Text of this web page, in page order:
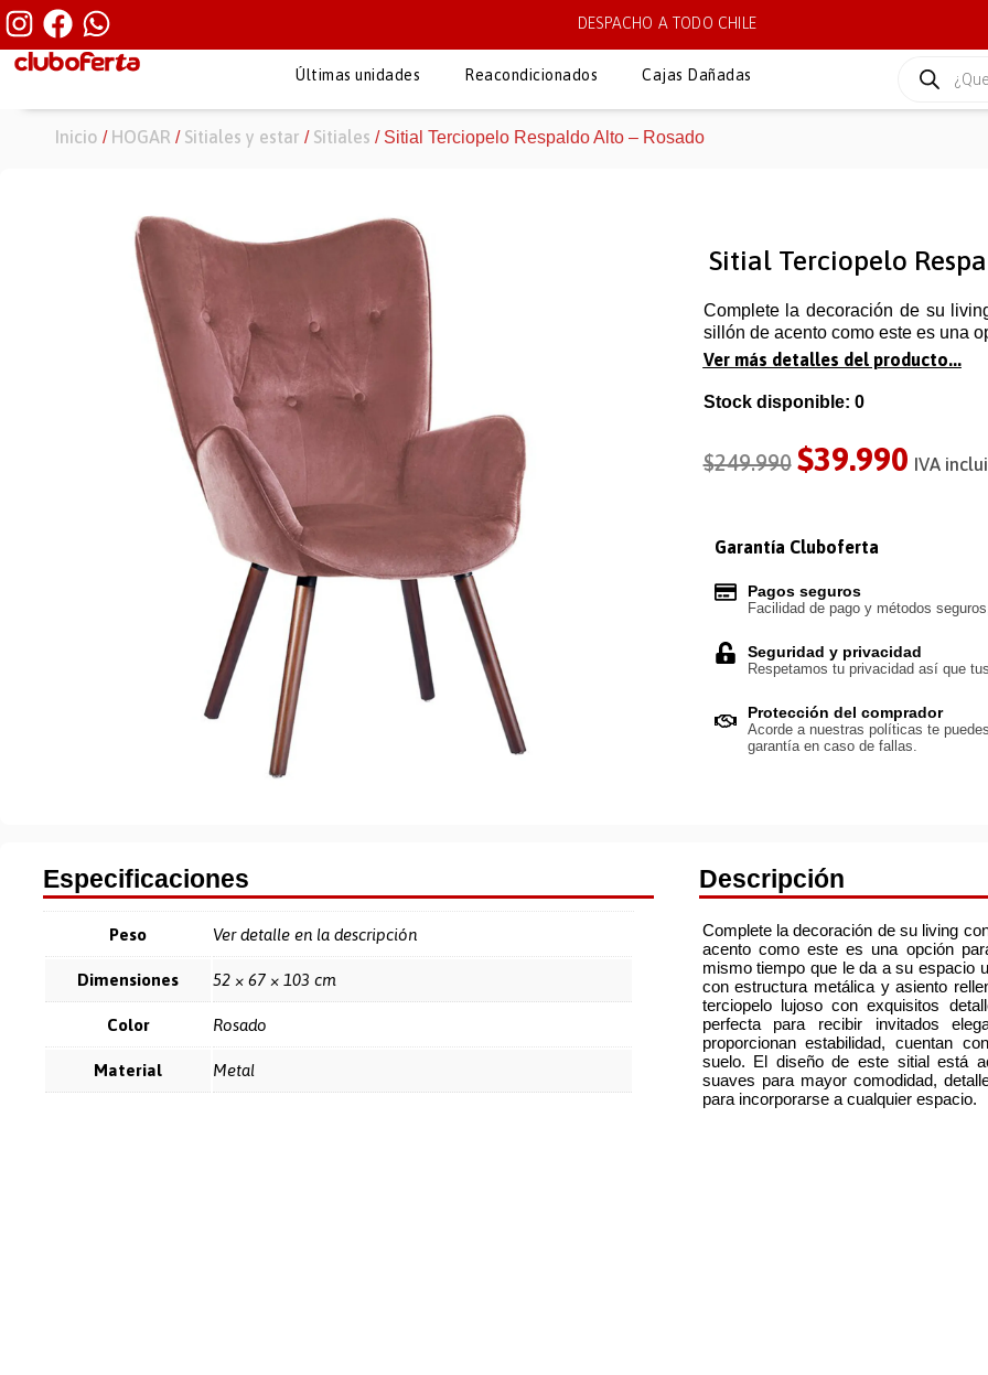
DESPACHO A TODO CHILE
Últimas unidades Reacondicionados Cajas Dañadas
Inicio / HOGAR / Sitiales y estar / Sitiales / Sitial Terciopelo Respaldo Alto – Rosado
Sitial Terciopelo
Complete la decoración de su
sillón de acento como este es una
Ver más detalles del producto...
Stock disponible: 0
$249.990 $39.990 IVA
Garantía Cluboferta
Pagos seguros
Facilidad de pago y métodos
Seguridad y privacidad
Respetamos tu privacidad así que
Protección del comprador
Acorde a nuestras políticas te
garantía en caso de fallas.
Especificaciones
Peso Ver detalle en la descripción
Dimensiones 52 × 67 × 103 cm
Color Rosado
Material Metal
Descripción
Complete la decoración de su living
acento como este es una opción
mismo tiempo que le da a su espacio
con estructura metálica y asiento
terciopelo lujoso con exquisitos
perfecta para recibir invitados
proporcionan estabilidad, cuentan
suelo. El diseño de este sitial está
suaves para mayor comodidad,
para incorporarse a cualquier espacio.